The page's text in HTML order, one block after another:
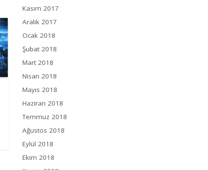
Kasım 2017
Aralık 2017
Ocak 2018
Şubat 2018
Mart 2018
Nisan 2018
Mayıs 2018
Haziran 2018
Temmuz 2018
Ağustos 2018
Eylül 2018
Ekim 2018